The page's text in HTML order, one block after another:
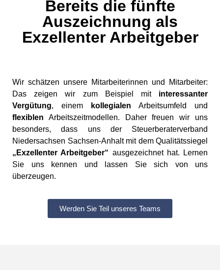
Bereits die fünfte
Auszeichnung als
Exzellenter Arbeitgeber
Wir schätzen unsere Mitarbeiterinnen und Mitarbeiter:
Das zeigen wir zum Beispiel mit interessanter
Vergütung, einem kollegialen Arbeitsumfeld und
flexiblen Arbeitszeitmodellen. Daher freuen wir uns
besonders, dass uns der Steuerberaterverband
Niedersachsen Sachsen-Anhalt mit dem Qualitätssiegel
„Exzellenter Arbeitgeber“ ausgezeichnet hat. Lernen
Sie uns kennen und lassen Sie sich von uns
überzeugen.
Werden Sie Teil unseres Teams